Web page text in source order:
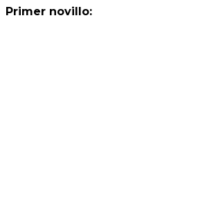
Primer novillo: